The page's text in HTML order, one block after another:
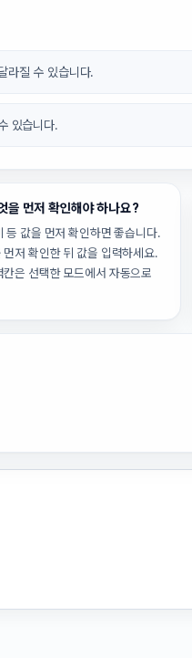
라질 수 있습니다.
있습니다.
을 먼저 확인해야 하나요?
등 값을 먼저 확인하면 좋습니다.
먼저 확인한 뒤 값을 입력하세요.
칸은 선택한 모드에서 자동으로